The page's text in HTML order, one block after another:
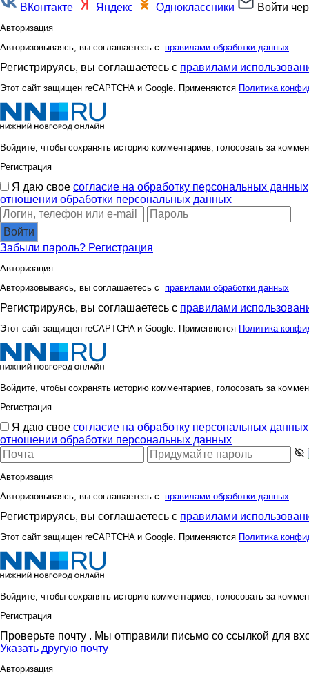
ВКонтакте Яндекс Одноклассники Войти
Авторизация
Авторизовываясь, вы соглашаетесь с правилами обработки данных
Регистрируясь, вы соглашаетесь с правилами
Этот сайт защищен reCAPTCHA и Google. Применяются Политика
Войдите, чтобы сохранять историю комментариев, голосовать за
Регистрация
Я даю свое согласие на обработку персональных данных
отношении обработки персональных данных
Войти
Забыли пароль? Регистрация
Авторизация
Авторизовываясь, вы соглашаетесь с правилами обработки данных
Регистрируясь, вы соглашаетесь с правилами
Этот сайт защищен reCAPTCHA и Google. Применяются Политика
Войдите, чтобы сохранять историю комментариев, голосовать за
Регистрация
Я даю свое согласие на обработку персональных данных
отношении обработки персональных данных
Авторизация
Авторизовываясь, вы соглашаетесь с правилами обработки данных
Регистрируясь, вы соглашаетесь с правилами
Этот сайт защищен reCAPTCHA и Google. Применяются Политика
Войдите, чтобы сохранять историю комментариев, голосовать за
Регистрация
Проверьте почту . Мы отправили письмо со ссылкой для
Указать другую почту
Авторизация